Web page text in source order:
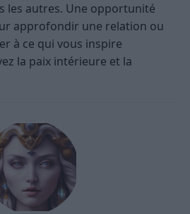
les autres. Une opportunité
approfondir une relation ou
à ce qui vous inspire
la paix intérieure et la